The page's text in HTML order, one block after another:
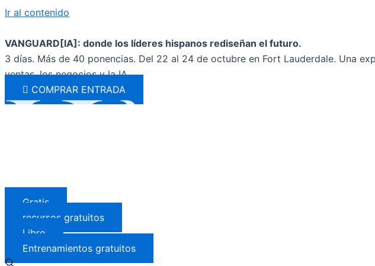
Ir al contenido
VANGUARD[IA]: donde los líderes hispanos rediseñan el futuro.
3 días. Más de 40 ponencias. Del 22 al 24 de octubre en Fort Lauderdale. Una
ventas, los negocios y la IA.
COMPRAR ENTRADA
Gratis
recursos gratuitos
Libro
Entrenamientos gratuitos